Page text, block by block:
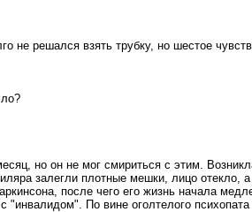
решался взять трубку, но шестое
но он не мог смириться с этим.
залегли плотные мешки, лицо отекло, а
после чего его жизнь начала
По вине оголтелого